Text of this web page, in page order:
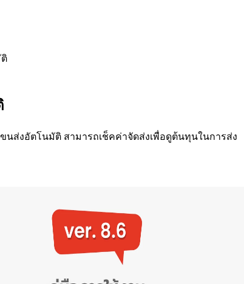
ส่งอัตโนมัติ สามารถเช็คค่าจัดส่งเพื่อดูต้นทุนในการส่ง